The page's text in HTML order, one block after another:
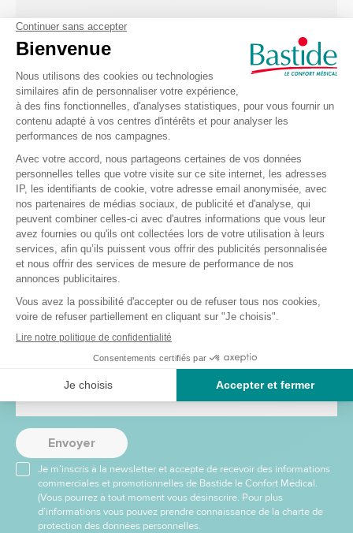
Code de sécurité
Les champs marqués d'une sont obligatoires.
J'envoie ma demande
Recevez nos offres et
promotions
Envoyer
Je m’inscris à la newsletter et accepte de recevoir des informations
commerciales et promotionnelles de Bastide le Confort Médical.
(Vous pourrez à tout moment vous désinscrire. Pour plus
d’informations vous pouvez prendre connaissance de la charte de
protection des données personnelles.